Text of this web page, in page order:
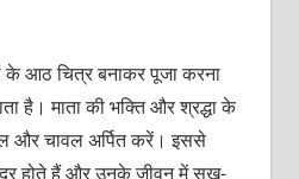
के आठ चित्र बनाकर पूजा करना
है। माता की भक्ति और श्रद्धा के
और चावल अर्पित करें। इससे
होते हैं और उनके जीवन में सुख-